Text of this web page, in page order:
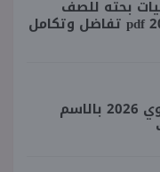
بحته للصف
الثالث الثانوي 2027 pdf تفاضل وتكامل
معرفة نتيجة 3 ثانوي 2026 بالاسم